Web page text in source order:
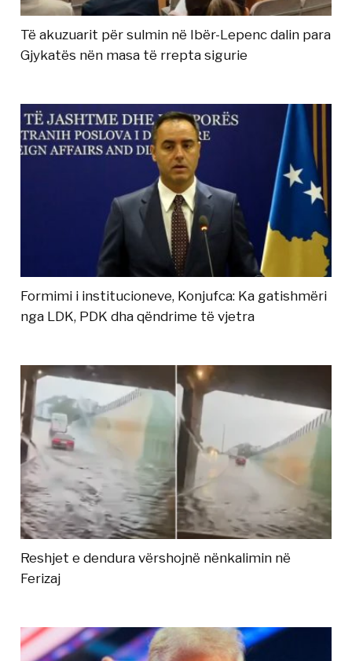
Të akuzuarit për sulmin në Ibër-Lepenc dalin para
Gjykatës nën masa të rrepta sigurie
Formimi i institucioneve, Konjufca: Ka gatishmëri
nga LDK, PDK dha qëndrime të vjetra
Reshjet e dendura vërshojnë nënkalimin në
Ferizaj